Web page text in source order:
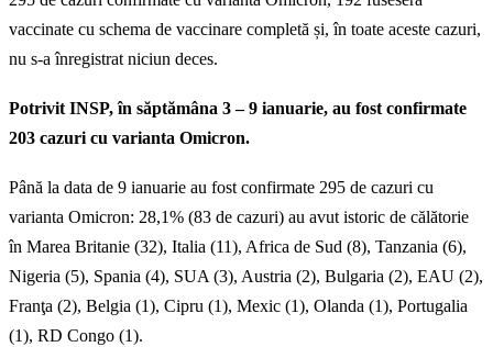
vaccinate cu schema de vaccinare completă și, în toate aceste cazuri,
nu s-a înregistrat niciun deces.
Potrivit INSP, în săptămâna 3 – 9 ianuarie, au fost confirmate
203 cazuri cu varianta Omicron.
Până la data de 9 ianuarie au fost confirmate 295 de cazuri cu
varianta Omicron: 28,1% (83 de cazuri) au avut istoric de călătorie
în Marea Britanie (32), Italia (11), Africa de Sud (8), Tanzania (6),
Nigeria (5), Spania (4), SUA (3), Austria (2), Bulgaria (2), EAU (2),
Franţa (2), Belgia (1), Cipru (1), Mexic (1), Olanda (1), Portugalia
(1), RD Congo (1).